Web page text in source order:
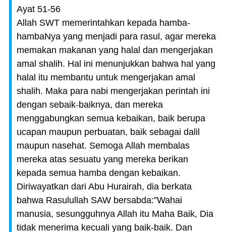
Ayat 51-56
Allah SWT memerintahkan kepada hamba-
hambaNya yang menjadi para rasul, agar mereka
memakan makanan yang halal dan mengerjakan
amal shalih. Hal ini menunjukkan bahwa hal yang
halal itu membantu untuk mengerjakan amal
shalih. Maka para nabi mengerjakan perintah ini
dengan sebaik-baiknya, dan mereka
menggabungkan semua kebaikan, baik berupa
ucapan maupun perbuatan, baik sebagai dalil
maupun nasehat. Semoga Allah membalas
mereka atas sesuatu yang mereka berikan
kepada semua hamba dengan kebaikan.
Diriwayatkan dari Abu Hurairah, dia berkata
bahwa Rasulullah SAW bersabda:”Wahai
manusia, sesungguhnya Allah itu Maha Baik, Dia
tidak menerima kecuali yang baik-baik. Dan